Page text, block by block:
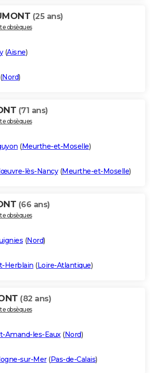
(25 ans)
obsèques
(Aisne)
(Nord)
(71 ans)
obsèques
(Meurthe-et-Moselle)
lès-Nancy(Meurthe-et-Moselle)
(66 ans)
obsèques
(Nord)
Herblain (Loire-Atlantique)
(82 ans)
obsèques
Amand-les-Eaux(Nord)
sur-Mer(Pas-de-Calais)